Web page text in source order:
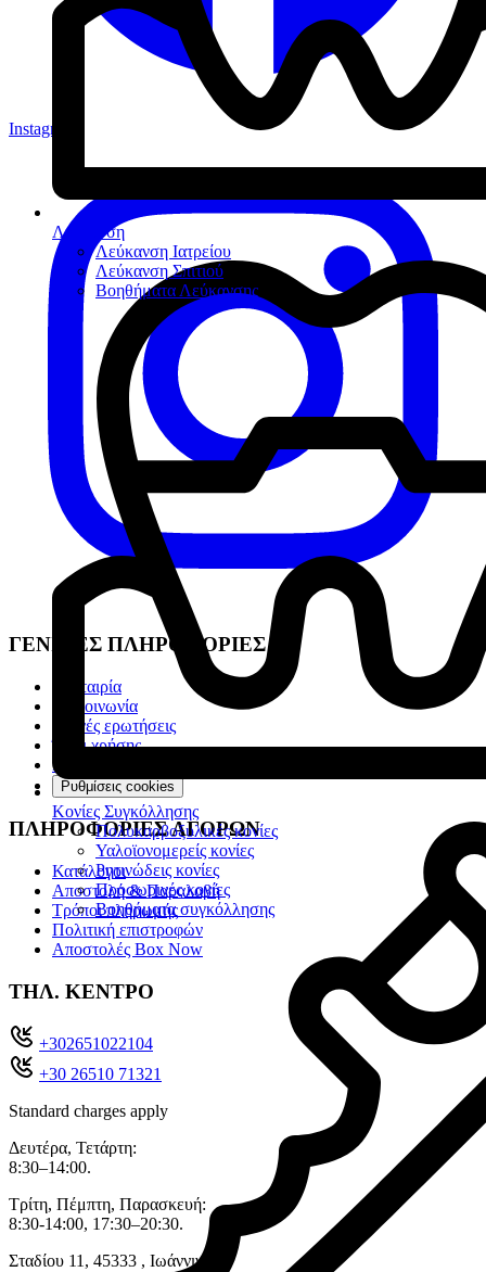
Λεύκανση
Λεύκανση Ιατρείου
Λεύκανση Σπιτιού
Βοηθήματα Λεύκανσης
Κονίες Συγκόλλησης
Πολυκαρβοξυλικές κονίες
Υαλοϊονομερείς κονίες
Ρητινώδεις κονίες
Προσωρινές κονίες
Βοηθήματα συγκόλλησης
Instagram
ΓΕΝΙΚΕΣ ΠΛΗΡΟΦΟΡΙΕΣ
Η Εταιρία
Επικοινωνία
Συχνές ερωτήσεις
Όροι χρήσης
Προσωπικά Δεδομένα
Ρυθμίσεις cookies
ΠΛΗΡΟΦΟΡΙΕΣ ΑΓΟΡΩΝ
Κατάλογοι
Αποστολή & Παραλαβή
Τρόποι πληρωμής
Πολιτική επιστροφών
Αποστολές Box Now
ΤΗΛ. ΚΕΝΤΡΟ
+302651022104
+30 26510 71321
Standard charges apply
Δευτέρα, Τετάρτη:
8:30–14:00.
Τρίτη, Πέμπτη, Παρασκευή:
8:30-14:00, 17:30–20:30.
Σταδίου 11, 45333 , Ιωάννινα.